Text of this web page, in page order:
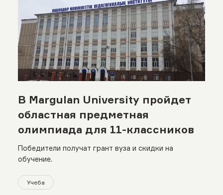
В Margulan University пройдет
областная предметная
олимпиада для 11-классников
Победители получат грант вуза и скидки на
обучение.
Учеба